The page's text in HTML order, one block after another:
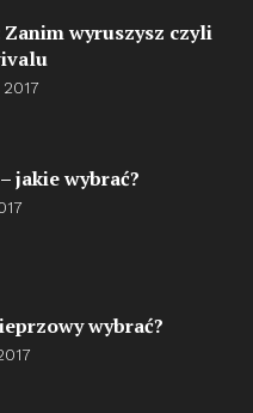
Zanim wyruszysz czyli
jakie wybrać?
wybrać?